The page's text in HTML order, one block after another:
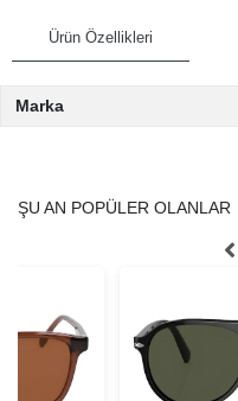
Ürün Özellikleri
Marka
ŞU AN POPÜLER OLANLAR